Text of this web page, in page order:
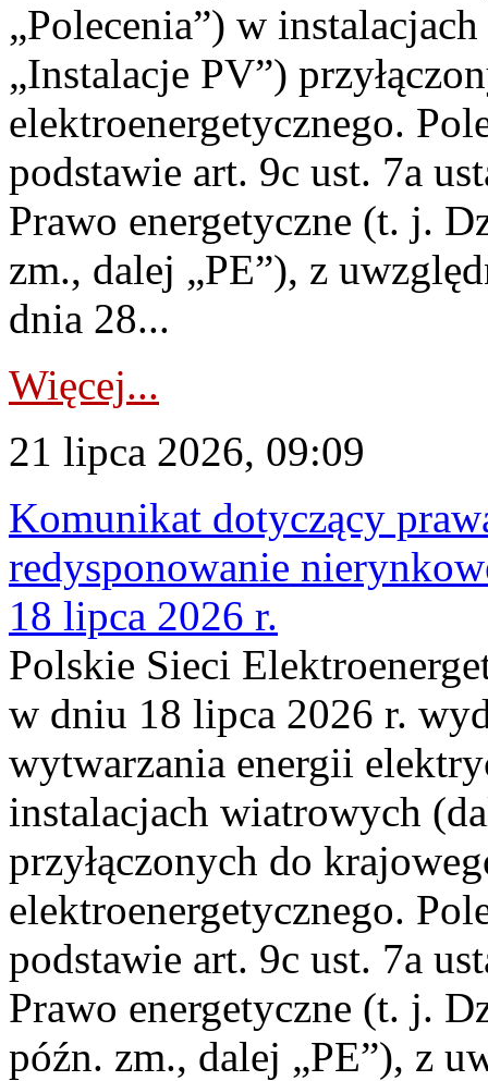
„Polecenia”) w
„Instalacje PV”)
elektroenergetycznego.
podstawie art. 9c ust. 7a
Prawo energetyczne (t. j.
zm., dalej „PE”), z
dnia 28...
Więcej...
21 lipca 2026, 09:09
Komunikat dotyczący
redysponowanie
18 lipca 2026 r.
Polskie Sieci
w dniu 18 lipca 2026 r.
wytwarzania energii
instalacjach wiatrowych
przyłączonych do
elektroenergetycznego.
podstawie art. 9c ust. 7a
Prawo energetyczne (t. j.
późn. zm., dalej „PE”), z